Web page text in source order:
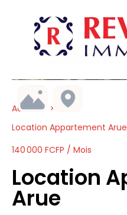
Accueil
Location Appartement
140 000 FCFP / Mois
Location
Arue